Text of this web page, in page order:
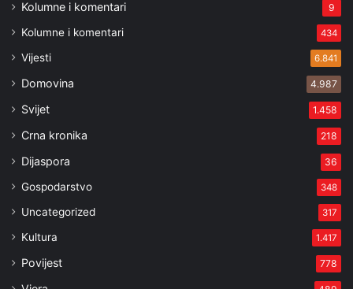
Kolumne i komentari 9
Kolumne i komentari 434
Vijesti 6.841
Domovina 4.987
Svijet 1.458
Crna kronika 218
Dijaspora 36
Gospodarstvo 348
Uncategorized 317
Kultura 1.417
Povijest 778